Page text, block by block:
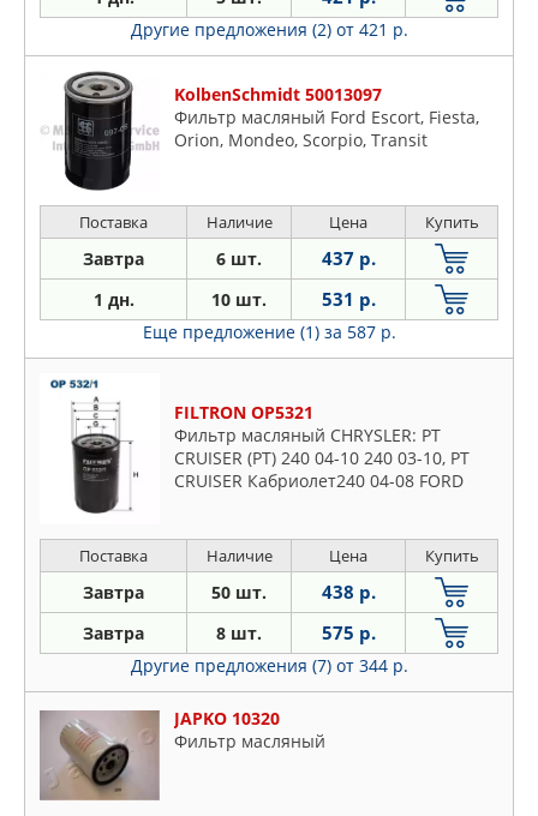
Другие предложения (2) от 421 р.
KolbenSchmidt 50013097
Фильтр масляный Ford Escort, Fiesta,
Orion, Mondeo, Scorpio, Transit
Поставка Наличие Цена Купить
Завтра 6 шт. 437 р.
1 дн. 10 шт. 531 р.
Еще предложение (1) за 587 р.
FILTRON OP5321
Фильтр масляный CHRYSLER: PT
CRUISER (PT) 240 04-10 240 03-10, PT
CRUISER Кабриолет240 04-08 FORD
Поставка Наличие Цена Купить
Завтра 50 шт. 438 р.
Завтра 8 шт. 575 р.
Другие предложения (7) от 344 р.
JAPKO 10320
Фильтр масляный